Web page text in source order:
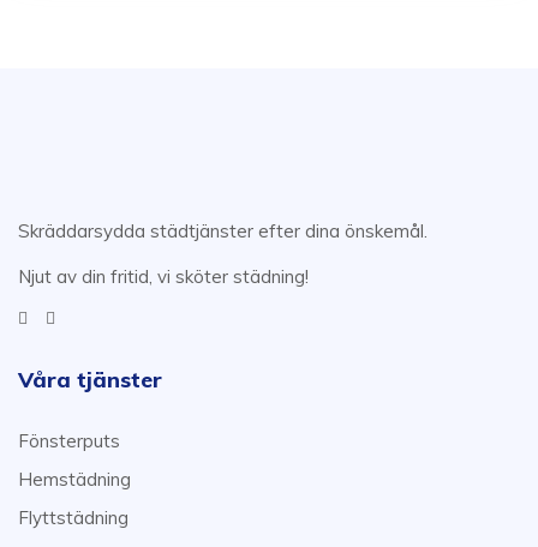
Skräddarsydda städtjänster efter dina önskemål.
Njut av din fritid, vi sköter städning!
Våra tjänster
Fönsterputs
Hemstädning
Flyttstädning